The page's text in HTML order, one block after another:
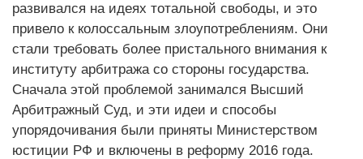
развивался на идеях тотальной свободы, и это
привело к колоссальным злоупотреблениям. Они
стали требовать более пристального внимания к
институту арбитража со стороны государства.
Сначала этой проблемой занимался Высший
Арбитражный Суд, и эти идеи и способы
упорядочивания были приняты Министерством
юстиции РФ и включены в реформу 2016 года.